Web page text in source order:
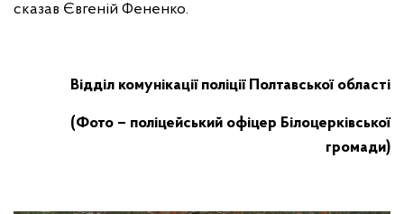
сказав Євгеній Фененко.
Відділ комунікації поліції Полтавської області
(Фото – поліцейський офіцер Білоцерківської
громади)